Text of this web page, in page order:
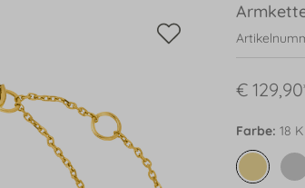
€
Farbe: 18